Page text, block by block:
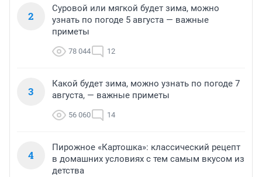
2
Суровой или мягкой будет зима, можно
узнать по погоде 5 августа — важные
приметы
78 044 12
3
Какой будет зима, можно узнать по погоде 7
августа, — важные приметы
56 060 14
4
Пирожное «Картошка»: классический рецепт
в домашних условиях с тем самым вкусом из
детства